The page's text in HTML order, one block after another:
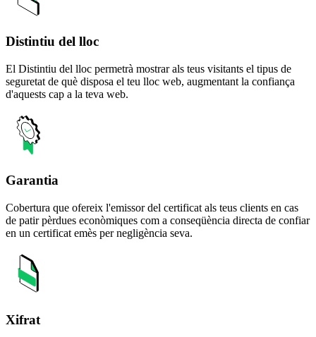
Distintiu del lloc
El Distintiu del lloc permetrà mostrar als teus visitants el tipus de
seguretat de què disposa el teu lloc web, augmentant la confiança
d'aquests cap a la teva web.
Garantia
Cobertura que ofereix l'emissor del certificat als teus clients en cas
de patir pèrdues econòmiques com a conseqüència directa de confiar
en un certificat emès per negligència seva.
Xifrat